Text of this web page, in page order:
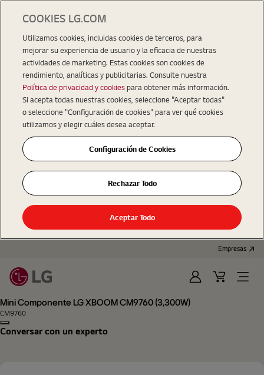
Empresas
IniciarCart
Open
Mini Componente LG XBOOM CM9760 (3,300W)
CM9760
Copy model name
Conversar con un experto
COOKIES LG.COM
Utilizamos cookies, incluidas cookies de terceros, para
mejorar su experiencia de usuario y la eficacia de nuestras
actividades de marketing. Estas cookies son cookies de
rendimiento, analíticas y publicitarias. Consulte nuestra
Política de privacidad y cookiespara obtener más información.
Si acepta todas nuestras cookies, seleccione "Aceptar todas"
o seleccione "Configuración de cookies" para ver qué cookies
utilizamos y elegir cuáles desea aceptar.
Configuración de Cookies
Rechazar Todo
Aceptar Todo